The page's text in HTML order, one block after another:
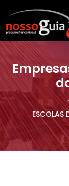
ESCOLAS